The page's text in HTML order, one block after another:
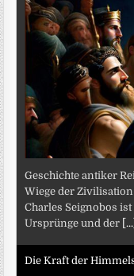
Geschichte antiker
Wiege der
Charles Seignobos
Ursprünge und der [...]
Die Kraft der